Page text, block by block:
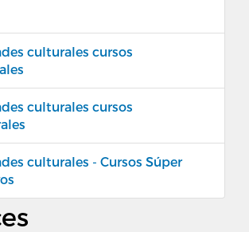
culturales cursos
culturales cursos
culturales - Cursos Súper